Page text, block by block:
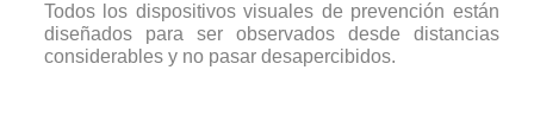
Todos los dispositivos visuales de prevención están
diseñados para ser observados desde distancias
considerables y no pasar desapercibidos.